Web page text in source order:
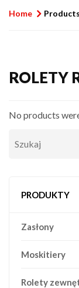
Home
ROLETY
No products
PRODUKTY
Zasłony
Moskitiery
Rolety